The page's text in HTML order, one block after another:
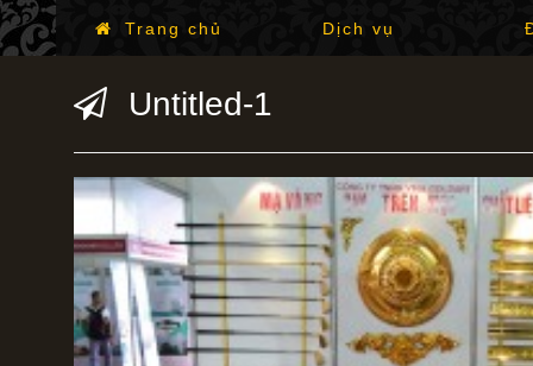
Trang chủ Dịch vụ
Untitled-1